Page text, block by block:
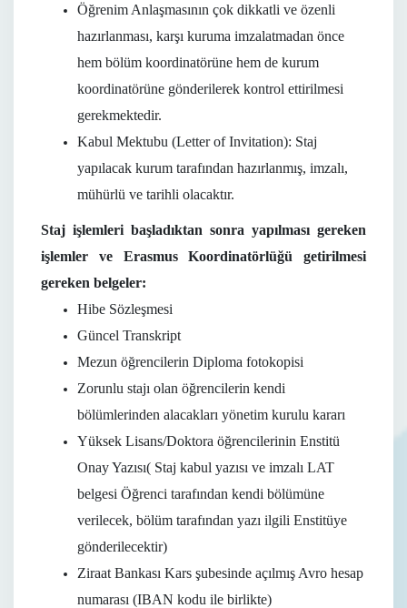
Öğrenim Anlaşmasının çok dikkatli ve özenli
hazırlanması, karşı kuruma imzalatmadan önce
hem bölüm koordinatörüne hem de kurum
koordinatörüne gönderilerek kontrol ettirilmesi
gerekmektedir.
Kabul Mektubu (Letter of Invitation): Staj
yapılacak kurum tarafından hazırlanmış, imzalı,
mühürlü ve tarihli olacaktır.
Staj işlemleri başladıktan sonra yapılması gereken
işlemler ve Erasmus Koordinatörlüğü getirilmesi
gereken belgeler:
Hibe Sözleşmesi
Güncel Transkript
Mezun öğrencilerin Diploma fotokopisi
Zorunlu stajı olan öğrencilerin kendi
bölümlerinden alacakları yönetim kurulu kararı
Yüksek Lisans/Doktora öğrencilerinin Enstitü
Onay Yazısı( Staj kabul yazısı ve imzalı LAT
belgesi Öğrenci tarafından kendi bölümüne
verilecek, bölüm tarafından yazı ilgili Enstitüye
gönderilecektir)
Ziraat Bankası Kars şubesinde açılmış Avro hesap
numarası (IBAN kodu ile birlikte)